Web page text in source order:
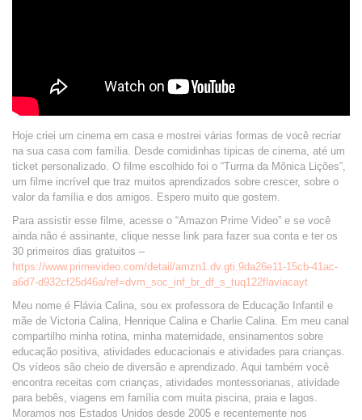
Hoje criei um cinema em casa e mostrei várias formas de você recriar
na sua casa com família. Desde comidinhas tipicas de cinema, até um
ticket personalizado. O filme escolhido foi o “Turma da Mônica Lições”,
um filme incrível que traz muitos aprendizados sobre crescer, sobre o
valor da família e dos amigos. Espero muito que gostem.
Para assistir esse filme, acesse o “Amazon Prime Video” e se você
ainda não é assinante, clique nesse link para fazer sua conta e ter os
30 primeiros dias gratuitos –
https://www.primevideo.com/detail/amzn1.dv.gti.9da26e11-15cb-41ac-
a6d7-d932cf25d46a/ref=dvm_soc_inf_br_df_s_tuq122flaviacayt
Meu nome é Flávia Calina, sou ex professora de Educação Infantil e
mãe de Victoria Calina, Henrique Calina e Charlie Calina. Em meu canal
compartilho minha rotina, minha maternidade, ensinamentos sobre
educação positiva, atividades educacionais e atividades para crianças.
Os vídeos são cheio de diversão e aprendizado. Aqui também você
encontra receitas com crianças, atividades montessorianas, atividade
para bebês, viagens em família com muita piscina, praia e lagos.
Moramos nos Estados Unidos desde 2005 e recentemente nos